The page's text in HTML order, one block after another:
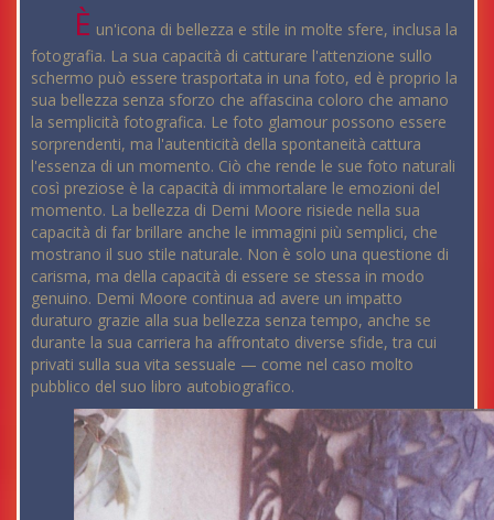
È un'icona di bellezza e stile in molte sfere, inclusa la
fotografia. La sua capacità di catturare l'attenzione sullo
schermo può essere trasportata in una foto, ed è proprio la
sua bellezza senza sforzo che affascina coloro che amano
la semplicità fotografica. Le foto glamour possono essere
sorprendenti, ma l'autenticità della spontaneità cattura
l'essenza di un momento. Ciò che rende le sue foto naturali
così preziose è la capacità di immortalare le emozioni del
momento. La bellezza di Demi Moore risiede nella sua
capacità di far brillare anche le immagini più semplici, che
mostrano il suo stile naturale. Non è solo una questione di
carisma, ma della capacità di essere se stessa in modo
genuino. Demi Moore continua ad avere un impatto
duraturo grazie alla sua bellezza senza tempo, anche se
durante la sua carriera ha affrontato diverse sfide, tra cui
privati sulla sua vita sessuale — come nel caso molto
pubblico del suo libro autobiografico.